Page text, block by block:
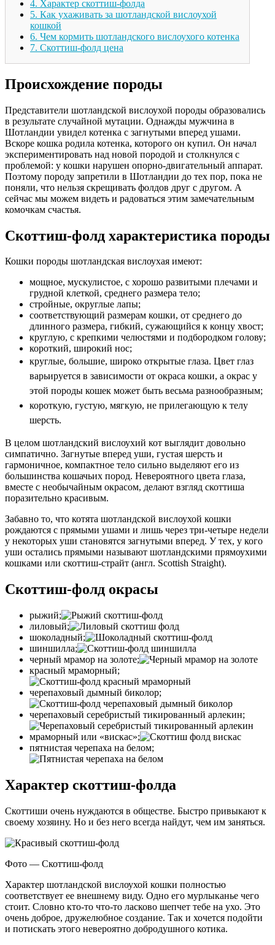
4. Характер скоттиш-фолда
5. Как ухаживать за шотландской вислоухой
кошкой
6. Чем кормить шотландского вислоухого котенка
7. Скоттиш-фолд цена
Происхождение породы
Представители шотландской вислоухой породы образовались
в результате случайной мутации. Однажды мужчина в
Шотландии увидел котенка с загнутыми вперед ушами.
Вскоре кошка родила котенка, которого он купил. Он начал
экспериментировать над новой породой и столкнулся с
проблемой: у кошки нарушен опорно-двигательный аппарат.
Поэтому породу запретили в Шотландии до тех пор, пока не
поняли, что нельзя скрещивать фолдов друг с другом. А
сейчас мы можем видеть и радоваться этим замечательным
комочкам счастья.
Скоттиш-фолд характеристика породы
Кошки породы шотландская вислоухая имеют:
мощное, мускулистое, с хорошо развитыми плечами и
грудной клеткой, среднего размера тело;
стройные, округлые лапы;
соответствующий размерам кошки, от среднего до
длинного размера, гибкий, сужающийся к концу хвост;
круглую, с крепкими челюстями и подбородком голову;
короткий, широкий нос;
круглые, большие, широко открытые глаза. Цвет глаз
варьируется в зависимости от окраса кошки, а окрас у
этой породы кошек может быть весьма разнообразным;
короткую, густую, мягкую, не прилегающую к телу
шерсть.
В целом шотландский вислоухий кот выглядит довольно
симпатично. Загнутые вперед уши, густая шерсть и
гармоничное, компактное тело сильно выделяют его из
большинства кошачьих пород. Невероятного цвета глаза,
вместе с необычайным окрасом, делают взгляд скоттиша
поразительно красивым.
Забавно то, что котята шотландской вислоухой кошки
рождаются с прямыми ушами и лишь через три-четыре недели
у некоторых уши становятся загнутыми вперед. У тех, у кого
уши остались прямыми называют шотландскими прямоухими
кошками или скоттиш-страйт (англ. Scottish Straight).
Скоттиш-фолд окрасы
рыжий;
лиловый;
шоколадный;
шиншилла;
черный мрамор на золоте;
красный мраморный;
черепаховый дымный биколор;
черепаховый серебристый тикированный арлекин;
мраморный или «вискас»;
пятнистая черепаха на белом;
Характер скоттиш-фолда
Скоттиши очень нуждаются в обществе. Быстро привыкают к
своему хозяину. Но и без него всегда найдут, чем им заняться.
Фото — Скоттиш-фолд
Характер шотландской вислоухой кошки полностью
соответствует ее внешнему виду. Одно его мурлыканье чего
стоит. Словно кто-то что-то ласково шепчет тебе на ухо. Это
очень доброе, дружелюбное создание. Так и хочется подойти
и потискать этого невероятно добродушного котика.